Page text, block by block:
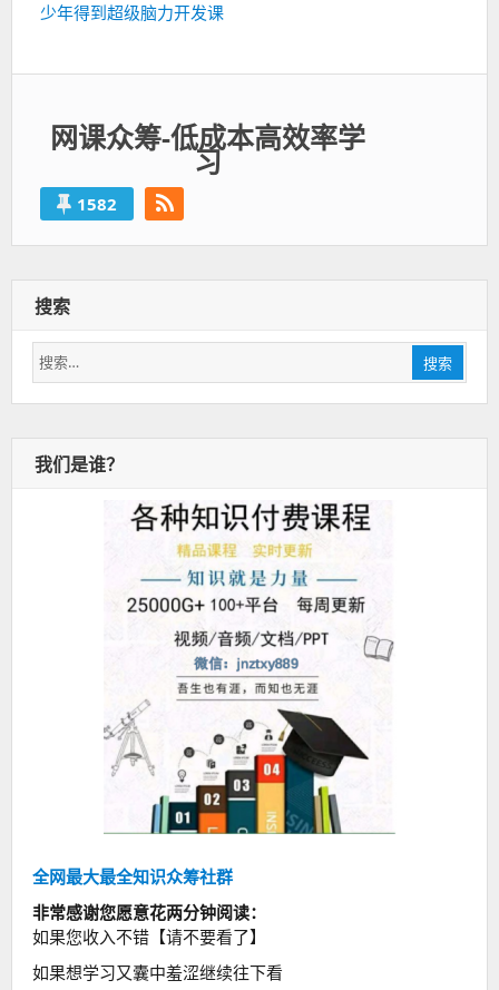
下
少年得到超级脑力开发课
网课众筹-低成本高效率学
习
1582
搜索
搜
索：
搜索
我们是谁？
全网最大最全知识众筹社群
非常感谢您愿意花两分钟阅读：
如果您收入不错【请不要看了】
如果想学习又囊中羞涩继续往下看